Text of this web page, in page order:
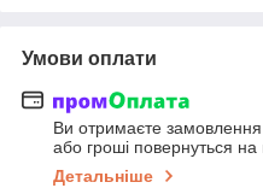
Умови оплати
Ви отримаєте замовлення
або гроші повернуться на
Детальніше